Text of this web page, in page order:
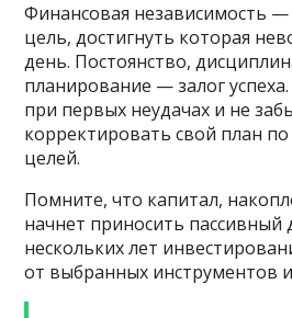
Финансовая независимость —
цель, достигнуть которая
день. Постоянство,
планирование — залог
при первых неудачах и не
корректировать свой план
целей.
Помните, что капитал,
начнет приносить пассивный
нескольких лет
от выбранных инструментов и